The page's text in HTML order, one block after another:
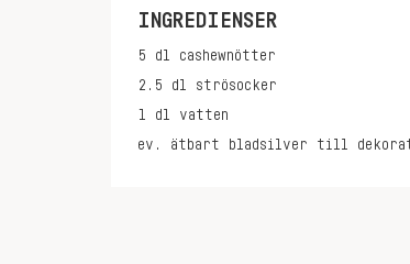
INGREDIENSER
5 dl
cashewnötter
2.5 dl
strösocker
1 dl
vatten
ev. ätbart bladsilver till